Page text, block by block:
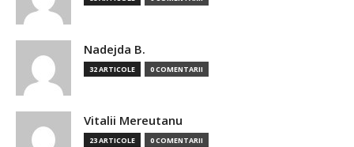
Nadejda B.
32 ARTICOLE 0 COMENTARII
Vitalii Mereutanu
23 ARTICOLE 0 COMENTARII